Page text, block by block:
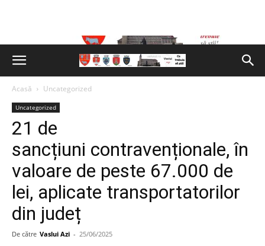
Acasă Uncategorized
Uncategorized
21 de
sancțiuni contravenționale, în
valoare de peste 67.000 de
lei, aplicate transportatorilor
din județ
De către Vaslui Azi - 25/06/2025